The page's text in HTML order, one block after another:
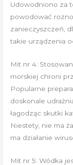
Udowodniono za
powodować
zanieczyszczeń,
takie urządzenia
Mit nr 4:
morskiej chroni
Popularne
doskonale
łagodząc skutki
Niestety, nie ma
ma działanie
Mit nr 5: Wódka